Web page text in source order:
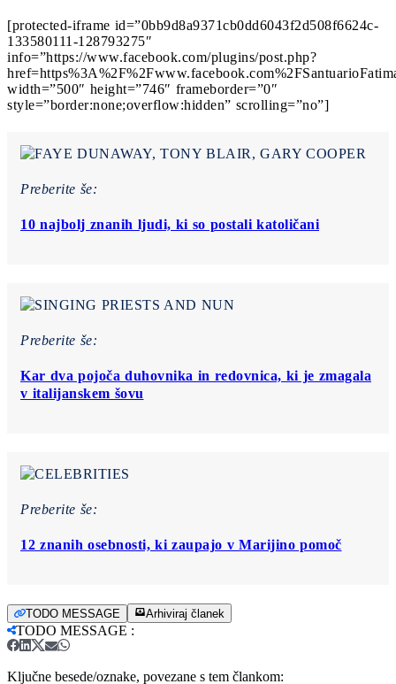
[protected-iframe id=”0bb9d8a9371cb0dd6043f2d508f6624c-
133580111-128793275″
info=”https://www.facebook.com/plugins/post.php?
width=”500″ height=”746″ frameborder=”0″
style=”border:none;overflow:hidden” scrolling=”no”]
Preberite še:
10 najbolj znanih ljudi, ki so postali katoličani
Preberite še:
Kar dva pojoča duhovnika in redovnica, ki je zmagala
v italijanskem šovu
Preberite še:
12 znanih osebnosti, ki zaupajo v Marijino pomoč
TODO MESSAGE Arhiviraj članek
TODO MESSAGE :
Ključne besede/oznake, povezane s tem člankom: